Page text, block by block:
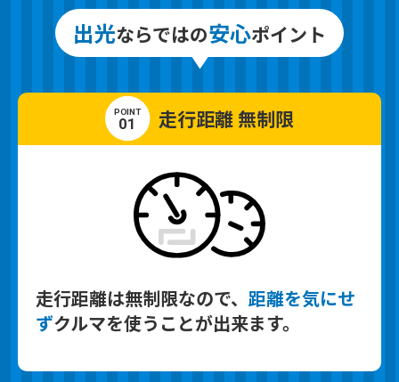
出光ならではの安心ポイント
走行距離 無制限
01
走行距離は無制限なので、 距離を気にせ
ずクルマを使うことが出来ます。